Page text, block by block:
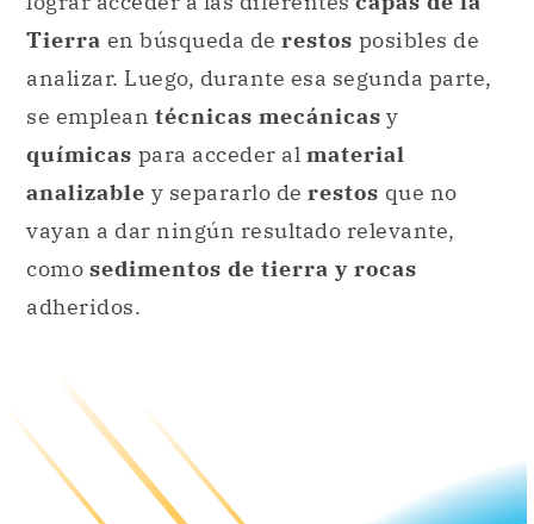
Tierra en búsqueda de restos posibles de
analizar. Luego, durante esa segunda parte,
se emplean técnicas mecánicas y
químicas para acceder al material
analizable y separarlo de restos que no
vayan a dar ningún resultado relevante,
como sedimentos de tierra y rocas
adheridos.